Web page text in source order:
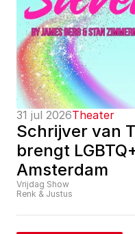
31 jul 2026Theater
Schrijver van
brengt
Amsterdam
Vrijdag Show
Renk & Justus